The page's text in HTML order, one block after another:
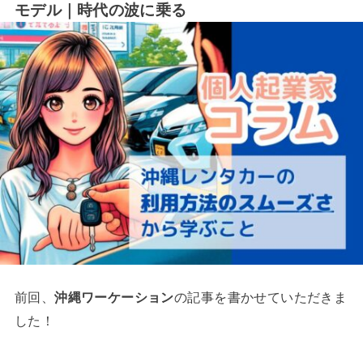
モデル｜時代の波に乗る
前回、沖縄ワーケーションの記事を書かせていただきま
した！